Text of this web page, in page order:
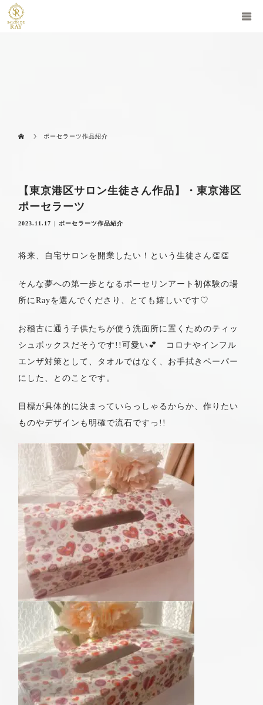
ポーセラーツ作品紹介
【東京港区サロン生徒さん作品】・東京港区
ポーセラーツ
2023.11.17 ポーセラーツ作品紹介
将来、自宅サロンを開業したい！という生徒さん👏👏
そんな夢への第一歩となるポーセリンアート初体験の場
所にRayを選んでくださり、とても嬉しいです♡
お稽古に通う子供たちが使う洗面所に置くためのティッ
シュボックスだそうです!!可愛い💕 コロナやインフル
エンザ対策として、タオルではなく、お手拭きペーパー
にした、とのことです。
目標が具体的に決まっていらっしゃるからか、作りたい
ものやデザインも明確で流石ですっ!!